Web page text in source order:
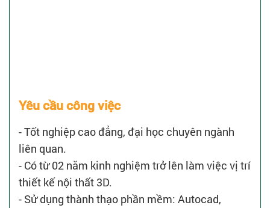
Yêu cầu công việc
- Tốt nghiệp cao đẳng, đại học chuyên ngành
liên quan.
- Có từ 02 năm kinh nghiệm trở lên làm việc vị trí
thiết kế nội thất 3D.
- Sử dụng thành thạo phần mềm: Autocad,